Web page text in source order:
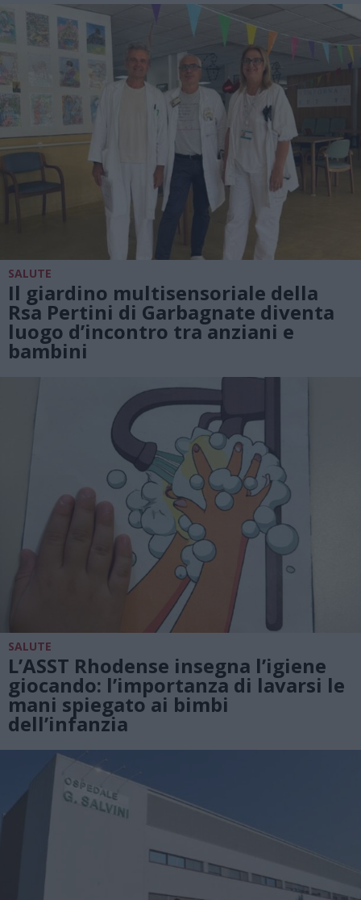
SALUTE
Il giardino multisensoriale della
Rsa Pertini di Garbagnate diventa
luogo d’incontro tra anziani e
bambini
SALUTE
L’ASST Rhodense insegna l’igiene
giocando: l’importanza di lavarsi le
mani spiegato ai bimbi
dell’infanzia